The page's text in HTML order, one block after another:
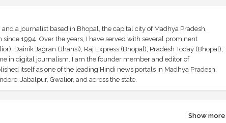
a journalist based in Bhopal, the capital city of Madhya Pradesh,
1994. Over the years, I have served with several prominent
Dainik Jagran (Jhansi), Raj Express (Bhopal), Pradesh Today (Bhopal);
in digital journalism. I am the founder member and editor of
itself as one of the leading Hindi news portals in Madhya Pradesh,
Jabalpur, Gwalior, and across the state.
Show more